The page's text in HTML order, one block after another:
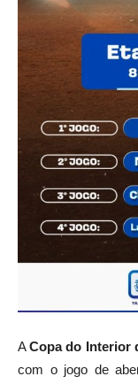
ACopa do Interior
com o jogo de